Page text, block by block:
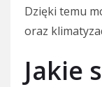
Dzięki temu
oraz
Jakie